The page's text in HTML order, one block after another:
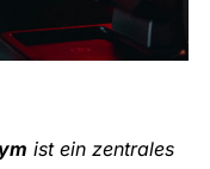
ist ein zentrales